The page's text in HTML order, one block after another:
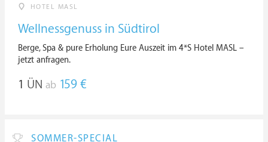
HOTEL MASL
Wellnessgenuss in Südtirol
Berge, Spa & pure Erholung Eure Auszeit im 4*S Hotel MASL –
jetzt anfragen.
1 ÜN ab 159 €
SOMMER-SPECIAL